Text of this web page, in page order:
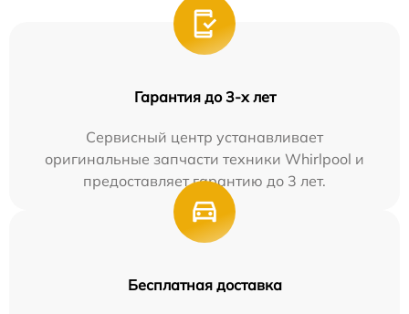
Гарантия до 3-х лет
Сервисный центр устанавливает
оригинальные запчасти техники Whirlpool и
предоставляет гарантию до 3 лет.
Бесплатная доставка